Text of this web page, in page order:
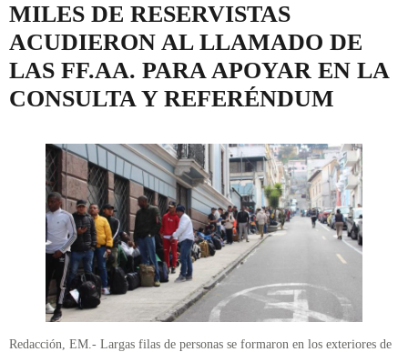
MILES DE RESERVISTAS
ACUDIERON AL LLAMADO DE
LAS FF.AA. PARA APOYAR EN LA
CONSULTA Y REFERÉNDUM
Redacción, EM.- Largas filas de personas se formaron en los exteriores de